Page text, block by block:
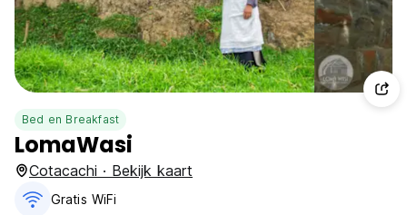
Bed en Breakfast
LomaWasi
Cotacachi · Bekijk kaart
Gratis WiFi